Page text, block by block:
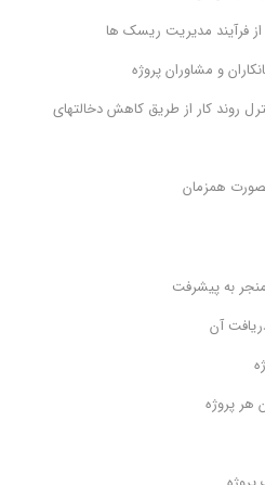
فرآيند مديريت ريسک ها
و مشاوران پروژه
روند کار از طریق کاهش دخالتهای
همزمان
به پيشرفت
آن
هر پروژه